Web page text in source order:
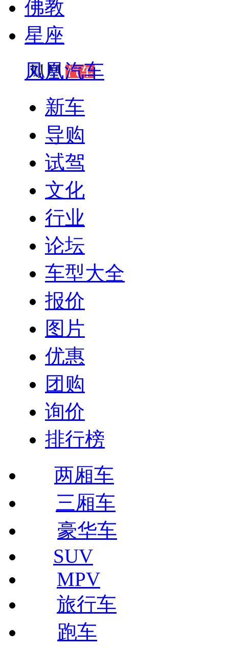
佛教
星座
凤凰汽车
新车
导购
试驾
文化
行业
论坛
车型大全
报价
图片
优惠
团购
询价
排行榜
两厢车
三厢车
豪华车
SUV
MPV
旅行车
跑车